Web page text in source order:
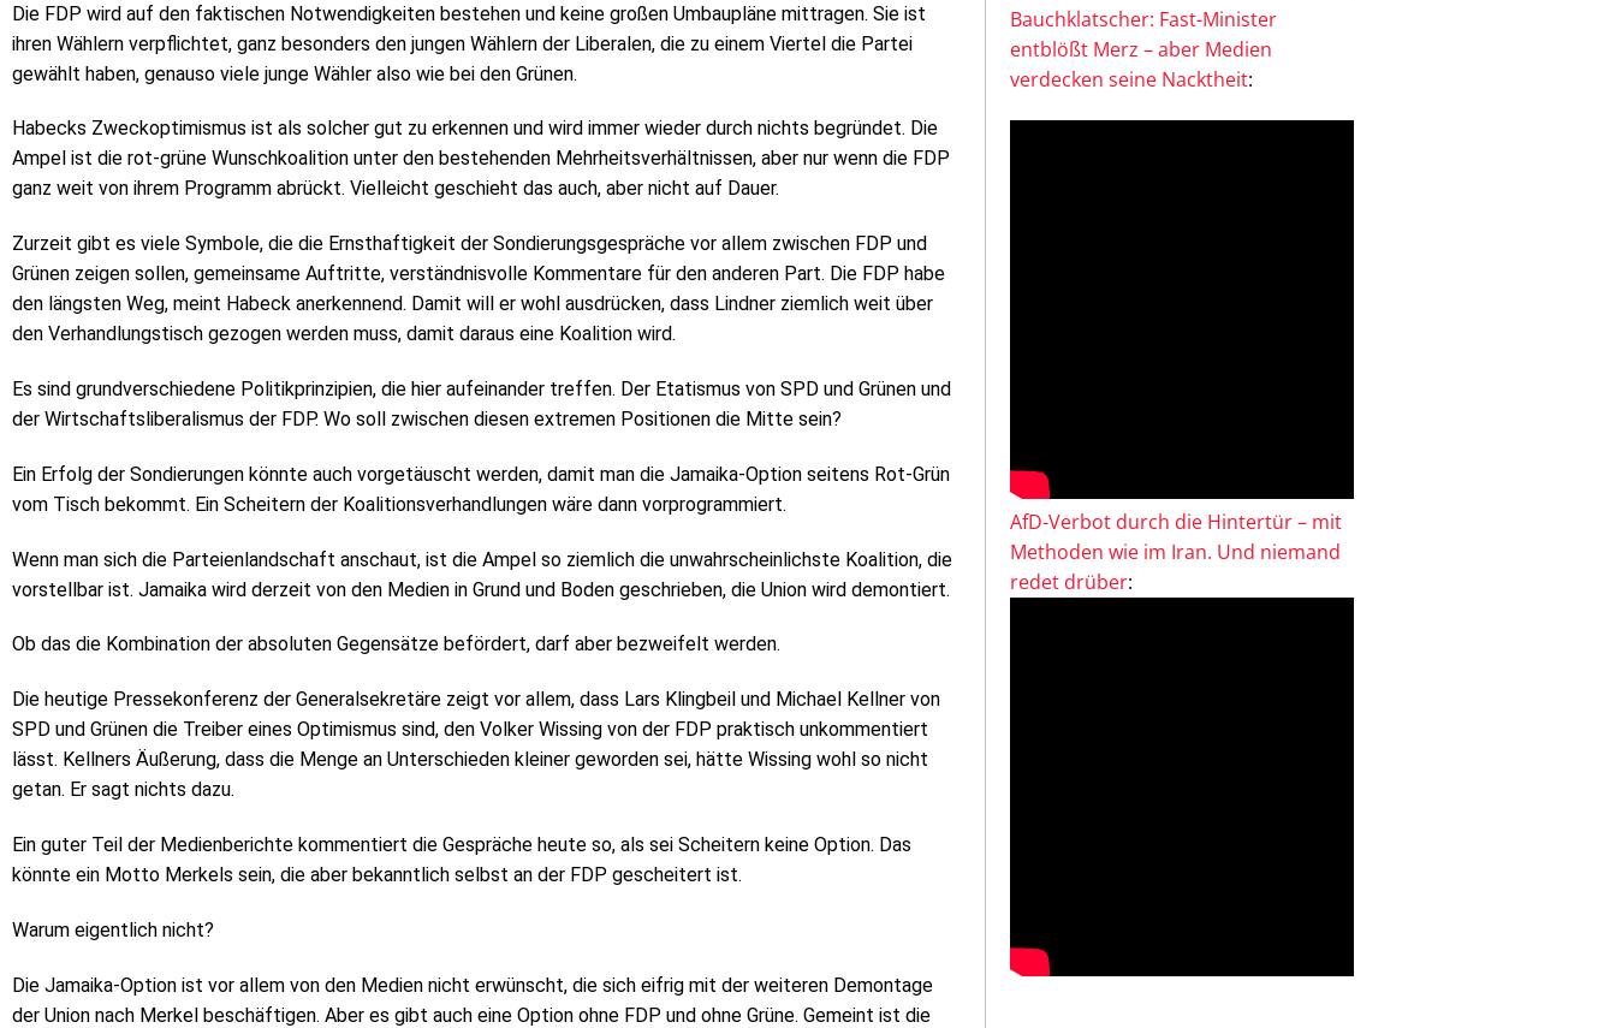
Die FDP wird auf den faktischen Notwendigkeiten bestehen und keine großen Umbaupläne mittragen. Sie ist
ihren Wählern verpflichtet, ganz besonders den jungen Wählern der Liberalen, die zu einem Viertel die Partei
gewählt haben, genauso viele junge Wähler also wie bei den Grünen.
Habecks Zweckoptimismus ist als solcher gut zu erkennen und wird immer wieder durch nichts begründet. Die
Ampel ist die rot-grüne Wunschkoalition unter den bestehenden Mehrheitsverhältnissen, aber nur wenn die FDP
ganz weit von ihrem Programm abrückt. Vielleicht geschieht das auch, aber nicht auf Dauer.
Zurzeit gibt es viele Symbole, die die Ernsthaftigkeit der Sondierungsgespräche vor allem zwischen FDP und
Grünen zeigen sollen, gemeinsame Auftritte, verständnisvolle Kommentare für den anderen Part. Die FDP habe
den längsten Weg, meint Habeck anerkennend. Damit will er wohl ausdrücken, dass Lindner ziemlich weit über
den Verhandlungstisch gezogen werden muss, damit daraus eine Koalition wird.
Es sind grundverschiedene Politikprinzipien, die hier aufeinander treffen. Der Etatismus von SPD und Grünen und
der Wirtschaftsliberalismus der FDP. Wo soll zwischen diesen extremen Positionen die Mitte sein?
Ein Erfolg der Sondierungen könnte auch vorgetäuscht werden, damit man die Jamaika-Option seitens Rot-Grün
vom Tisch bekommt. Ein Scheitern der Koalitionsverhandlungen wäre dann vorprogrammiert.
Wenn man sich die Parteienlandschaft anschaut, ist die Ampel so ziemlich die unwahrscheinlichste Koalition, die
vorstellbar ist. Jamaika wird derzeit von den Medien in Grund und Boden geschrieben, die Union wird demontiert.
Ob das die Kombination der absoluten Gegensätze befördert, darf aber bezweifelt werden.
Die heutige Pressekonferenz der Generalsekretäre zeigt vor allem, dass Lars Klingbeil und Michael Kellner von
SPD und Grünen die Treiber eines Optimismus sind, den Volker Wissing von der FDP praktisch unkommentiert
lässt. Kellners Äußerung, dass die Menge an Unterschieden kleiner geworden sei, hätte Wissing wohl so nicht
getan. Er sagt nichts dazu.
Ein guter Teil der Medienberichte kommentiert die Gespräche heute so, als sei Scheitern keine Option. Das
könnte ein Motto Merkels sein, die aber bekanntlich selbst an der FDP gescheitert ist.
Warum eigentlich nicht?
Die Jamaika-Option ist vor allem von den Medien nicht erwünscht, die sich eifrig mit der weiteren Demontage
der Union nach Merkel beschäftigen. Aber es gibt auch eine Option ohne FDP und ohne Grüne. Gemeint ist die
Bauchklatscher: Fast-Minister
entblößt Merz – aber Medien
verdecken seine Nacktheit:
AfD-Verbot durch die Hintertür – mit
Methoden wie im Iran. Und niemand
redet drüber: